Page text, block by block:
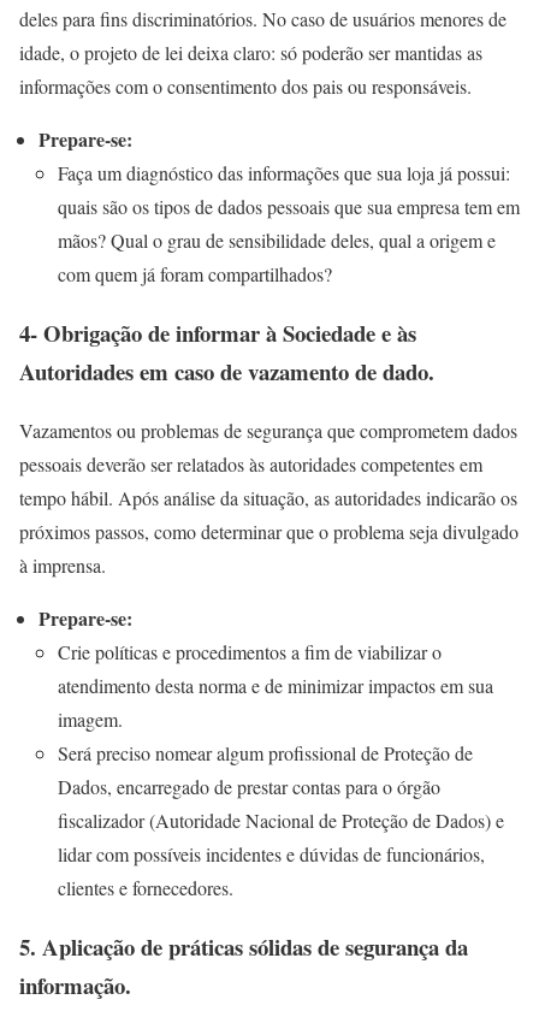
deles para fins discriminatórios. No caso de usuários menores de
idade, o projeto de lei deixa claro: só poderão ser mantidas as
informações com o consentimento dos pais ou responsáveis.
Prepare-se:
Faça um diagnóstico das informações que sua loja já possui:
quais são os tipos de dados pessoais que sua empresa tem em
mãos? Qual o grau de sensibilidade deles, qual a origem e
com quem já foram compartilhados?
4- Obrigação de informar à Sociedade e às
Autoridades em caso de vazamento de dado.
Vazamentos ou problemas de segurança que comprometem dados
pessoais deverão ser relatados às autoridades competentes em
tempo hábil. Após análise da situação, as autoridades indicarão os
próximos passos, como determinar que o problema seja divulgado
à imprensa.
Prepare-se:
Crie políticas e procedimentos a fim de viabilizar o
atendimento desta norma e de minimizar impactos em sua
imagem.
Será preciso nomear algum profissional de Proteção de
Dados, encarregado de prestar contas para o órgão
fiscalizador (Autoridade Nacional de Proteção de Dados) e
lidar com possíveis incidentes e dúvidas de funcionários,
clientes e fornecedores.
5. Aplicação de práticas sólidas de segurança da
informação.